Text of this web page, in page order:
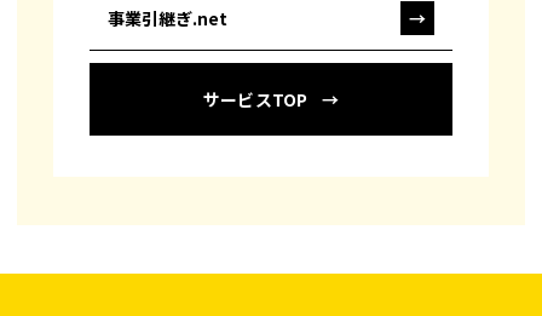
事業引継ぎ.net →
サービスTOP